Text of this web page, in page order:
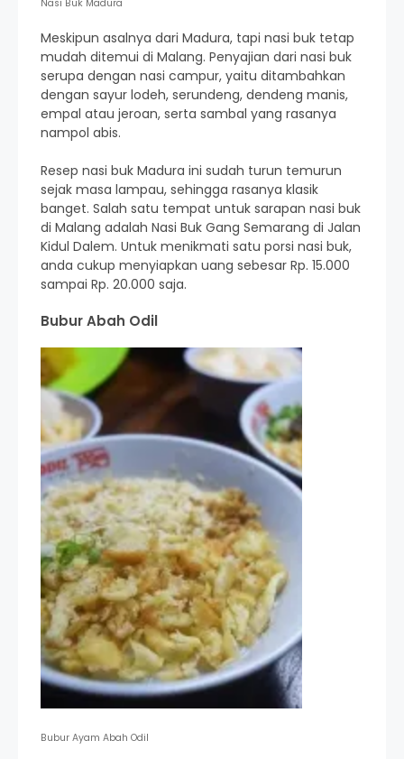
Nasi Buk Madura
Meskipun asalnya dari Madura, tapi nasi buk tetap
mudah ditemui di Malang. Penyajian dari nasi buk
serupa dengan nasi campur, yaitu ditambahkan
dengan sayur lodeh, serundeng, dendeng manis,
empal atau jeroan, serta sambal yang rasanya
nampol abis.
Resep nasi buk Madura ini sudah turun temurun
sejak masa lampau, sehingga rasanya klasik
banget. Salah satu tempat untuk sarapan nasi buk
di Malang adalah Nasi Buk Gang Semarang di Jalan
Kidul Dalem. Untuk menikmati satu porsi nasi buk,
anda cukup menyiapkan uang sebesar Rp. 15.000
sampai Rp. 20.000 saja.
Bubur Abah Odil
Bubur Ayam Abah Odil